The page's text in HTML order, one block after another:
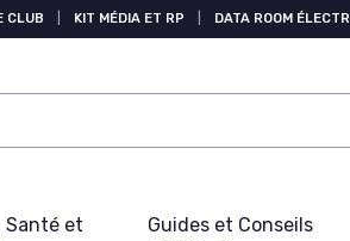
CLUB KIT MÉDIA ET RP DATA ROOM
Santé et
Guides et Conseils